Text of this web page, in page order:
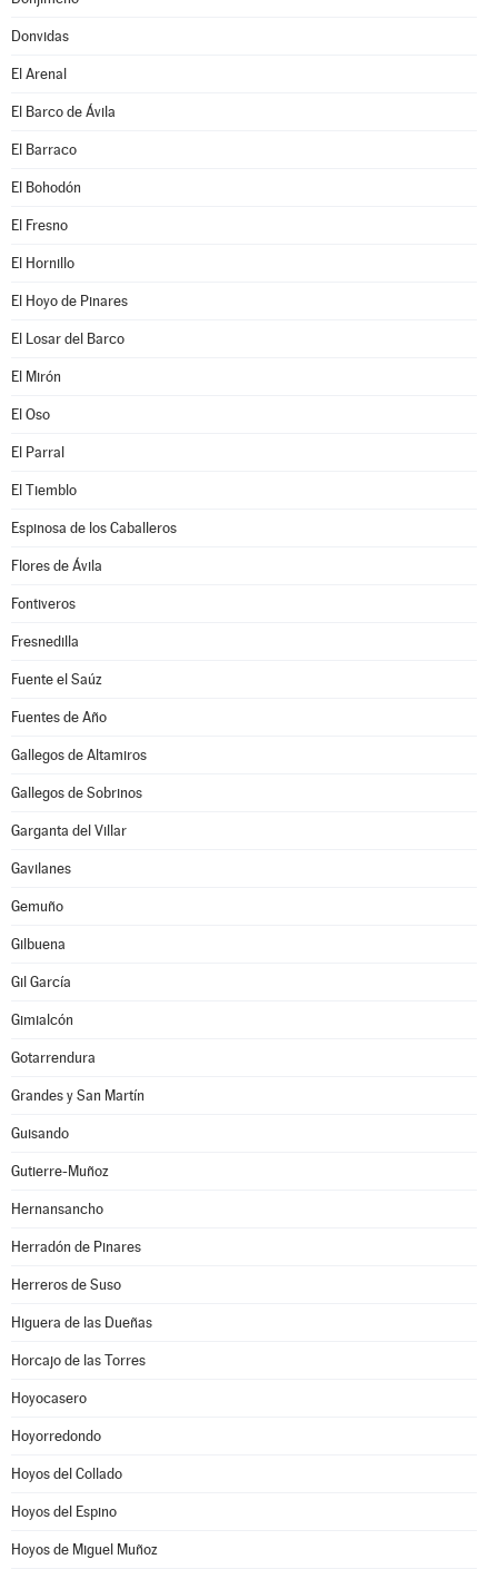
Donvidas
El Arenal
El Barco de Ávila
El Barraco
El Bohodón
El Fresno
El Hornillo
El Hoyo de Pinares
El Losar del Barco
El Mirón
El Oso
El Parral
El Tiemblo
Espinosa de los Caballeros
Flores de Ávila
Fontiveros
Fresnedilla
Fuente el Saúz
Fuentes de Año
Gallegos de Altamiros
Gallegos de Sobrinos
Garganta del Villar
Gavilanes
Gemuño
Gilbuena
Gil García
Gimialcón
Gotarrendura
Grandes y San Martín
Guisando
Gutierre-Muñoz
Hernansancho
Herradón de Pinares
Herreros de Suso
Higuera de las Dueñas
Horcajo de las Torres
Hoyocasero
Hoyorredondo
Hoyos del Collado
Hoyos del Espino
Hoyos de Miguel Muñoz